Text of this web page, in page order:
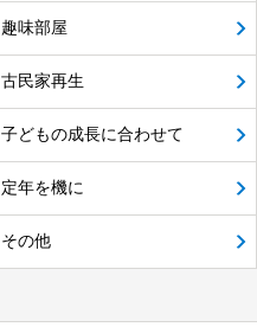
趣味部屋
古民家再生
子どもの成長に合わせて
定年を機に
その他